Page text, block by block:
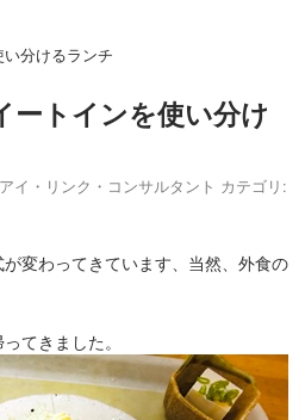
分けるランチ
ートインを使い分け
イ・リンク・コンサルタント カテゴリ:
変わってきています、当然、外食の
てきました。